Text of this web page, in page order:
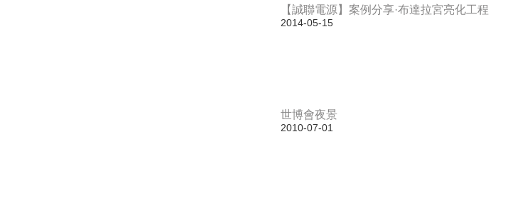
【誠聯電源】案例分享·布達拉宮亮化工程
2014-05-15
世博會夜景
2010-07-01